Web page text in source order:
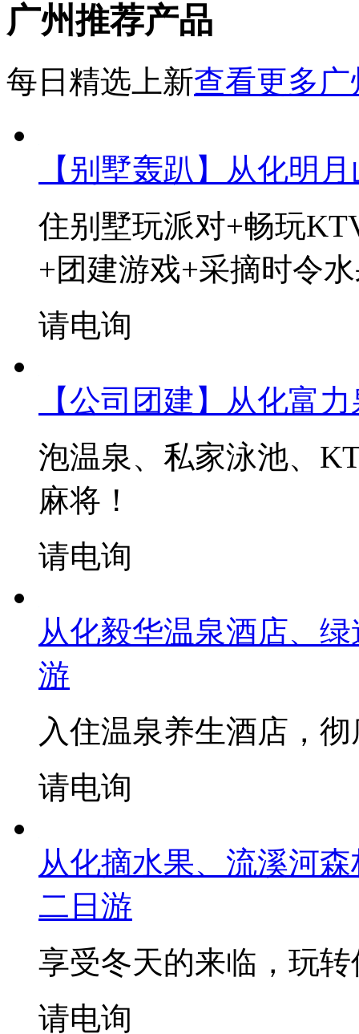
广州推荐产品
每日精选上新查看更多广
【别墅轰趴】从化明
住别墅玩派对+畅玩
+团建游戏+采摘时令
请电询
【公司团建】从化富
泡温泉、私家泳池、
麻将！
请电询
从化毅华温泉酒店、
游
入住温泉养生酒店，
请电询
从化摘水果、流溪河
二日游
享受冬天的来临，玩
请电询